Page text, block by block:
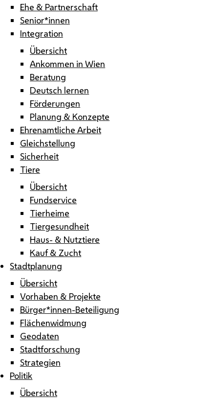
Ehe & Partnerschaft
Senior*innen
Integration
Übersicht
Ankommen in Wien
Beratung
Deutsch lernen
Förderungen
Planung & Konzepte
Ehrenamtliche Arbeit
Gleichstellung
Sicherheit
Tiere
Übersicht
Fundservice
Tierheime
Tiergesundheit
Haus- & Nutztiere
Kauf & Zucht
Stadtplanung
Übersicht
Vorhaben & Projekte
Bürger*innen-Beteiligung
Flächenwidmung
Geodaten
Stadtforschung
Strategien
Politik
Übersicht